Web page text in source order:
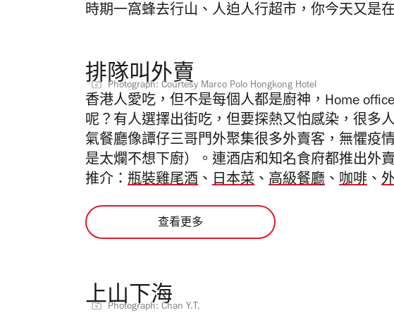
時期一窩蜂去行山、人迫人行超市，你今天又是
排隊叫外賣
Photograph: Courtesy Marco Polo Hongkong Hotel
香港人愛吃，但不是每個人都是廚神，Home
呢？有人選擇出街吃，但要探熱又怕感染，很多
氣餐廳像譚仔三哥門外聚集很多外賣客，無懼疫
是太爛不想下廚）。連酒店和知名食府都推出外
推介： 瓶裝雞尾酒 、 日本菜 、 高級餐廳 、 咖啡 、
查看更多
上山下海
Photograph: Chan Y.T.